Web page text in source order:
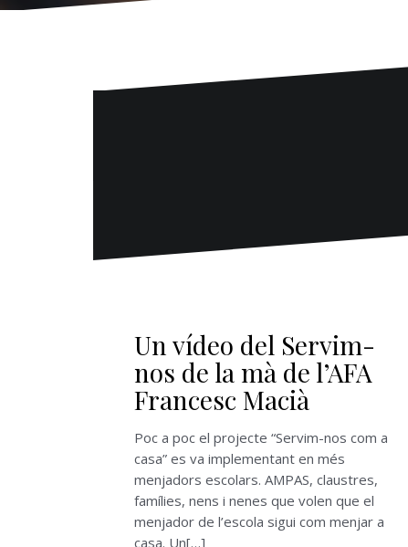
Un vídeo del Servim-
nos de la mà de l’AFA
Francesc Macià
Poc a poc el projecte “Servim-nos com a
casa” es va implementant en més
menjadors escolars. AMPAS, claustres,
famílies, nens i nenes que volen que el
menjador de l’escola sigui com menjar a
casa. Un[…]